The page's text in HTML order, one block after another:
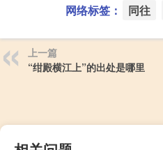
网络标签： 同往
上一篇
“绀殿横江上”的出处是哪里